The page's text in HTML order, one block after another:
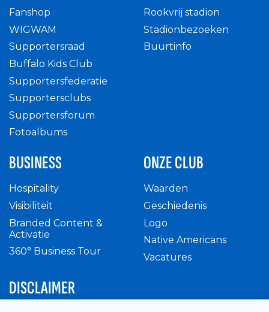
Fanshop
WIGWAM
Supportersraad
Buffalo Kids Club
Supportersfederatie
Supportersclubs
Supportersforum
Fotoalbums
Rookvrij stadion
Stadionbezoeken
Buurtinfo
BUSINESS
Hospitality
Visibiliteit
Branded Content &
Activatie
360° Business Tour
ONZE CLUB
Waarden
Geschiedenis
Logo
Native Americans
Vacatures
DISCLAIMER